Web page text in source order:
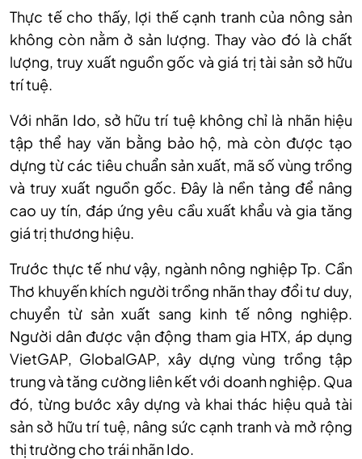
Thực tế cho thấy, lợi thế cạnh tranh của nông sản
không còn nằm ở sản lượng. Thay vào đó là chất
lượng, truy xuất nguồn gốc và giá trị tài sản sở hữu
trí tuệ.
Với nhãn Ido, sở hữu trí tuệ không chỉ là nhãn hiệu
tập thể hay văn bằng bảo hộ, mà còn được tạo
dựng từ các tiêu chuẩn sản xuất, mã số vùng trồng
và truy xuất nguồn gốc. Đây là nền tảng để nâng
cao uy tín, đáp ứng yêu cầu xuất khẩu và gia tăng
giá trị thương hiệu.
Trước thực tế như vậy, ngành nông nghiệp Tp. Cần
Thơ khuyến khích người trồng nhãn thay đổi tư duy,
chuyển từ sản xuất sang kinh tế nông nghiệp.
Người dân được vận động tham gia HTX, áp dụng
VietGAP, GlobalGAP, xây dựng vùng trồng tập
trung và tăng cường liên kết với doanh nghiệp. Qua
đó, từng bước xây dựng và khai thác hiệu quả tài
sản sở hữu trí tuệ, nâng sức cạnh tranh và mở rộng
thị trường cho trái nhãn Ido.